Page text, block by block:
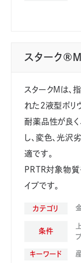
Te-onシリ
景観部材
その他一
サイディン
エクステリ
自動車内装
光学フィル
加飾フィ
スターク®M
スタークＭは、
れた2液型ポリ
耐薬品性が良
し、変色、光
適です。
PRTR対象物質
イプです。
カテゴリ
条件
キーワード